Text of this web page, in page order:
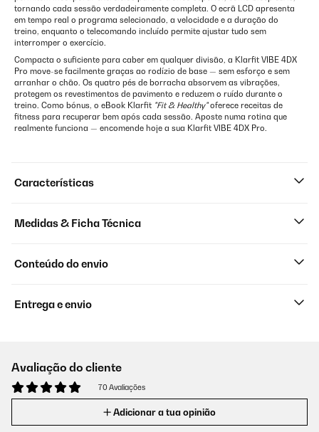
tornando cada sessão verdadeiramente completa. O ecrã LCD apresenta
em tempo real o programa selecionado, a velocidade e a duração do
treino, enquanto o telecomando incluído permite ajustar tudo sem
interromper o exercício.
Compacta o suficiente para caber em qualquer divisão, a Klarfit VIBE 4DX
Pro move-se facilmente graças ao rodízio de base — sem esforço e sem
arranhar o chão. Os quatro pés de borracha absorvem as vibrações,
protegem os revestimentos de pavimento e reduzem o ruído durante o
treino. Como bónus, o eBook Klarfit "Fit & Healthy"oferece receitas de
fitness para recuperar bem após cada sessão. Aposte numa rotina que
realmente funciona — encomende hoje a sua Klarfit VIBE 4DX Pro.
Características
Medidas & Ficha Técnica
Conteúdo do envio
Entrega e envio
Avaliação do cliente
70 Avaliações
Adicionar a tua opinião